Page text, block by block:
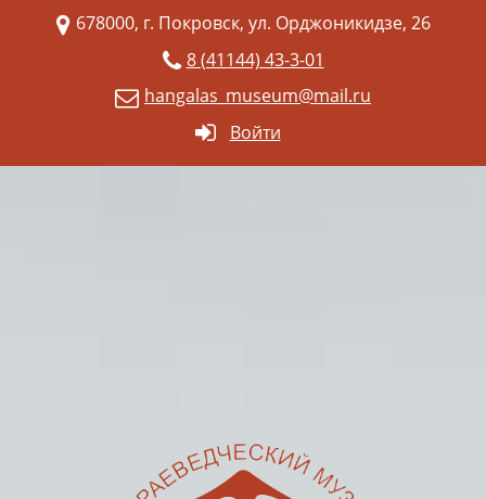
678000, г. Покровск, ул. Орджоникидзе, 26
8 (41144) 43-3-01
hangalas_museum@mail.ru
Войти